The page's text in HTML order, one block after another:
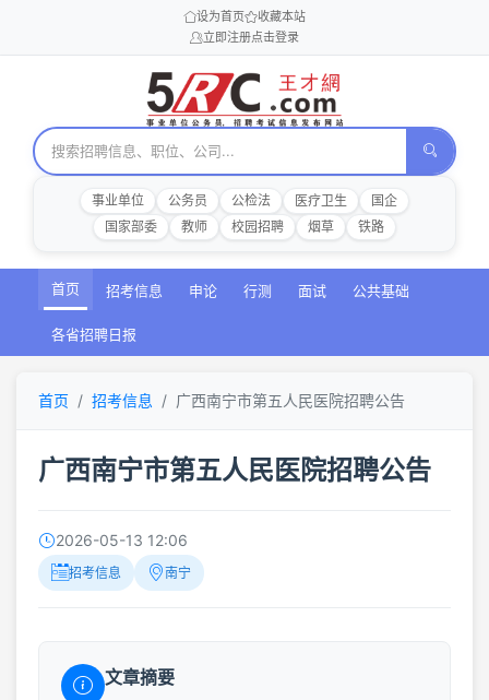
设为首页
收藏本站
立即注册点击登录
事业单位 公务员 公检法 医疗卫生
国企
国家部委
教师 校园招聘 烟草 铁路
首页 招考信息 申论 行测 面试 公共基础
各省招聘日报
首页 招考信息 广西南宁市第五人民医院招聘公告
广西南宁市第五人民医院招聘公告
2026-05-13 12:06
招考信息 南宁
文章摘要